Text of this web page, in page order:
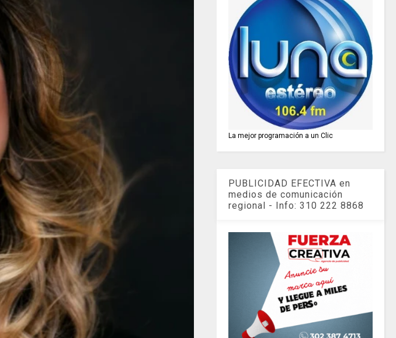
La mejor programación a un Clic
PUBLICIDAD EFECTIVA en
medios de comunicación
regional - Info: 310 222 8868